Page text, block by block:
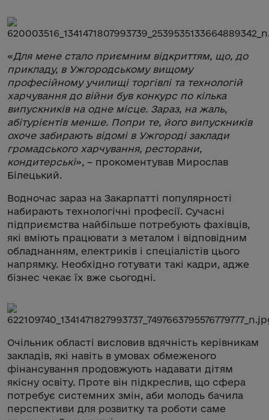
«Для мене стало приємним відкриттям, що, до
прикладу, в Ужгородському вищому
професійному училищі торгівлі та технологій
харчування до війни був конкурс по кілька
випускників на одне місце. Зараз, на жаль,
абітурієнтів менше. Попри те, його випускників
охоче забирають відомі в Ужгороді заклади
громадського харчування, ресторани,
кондитерські», – прокоментував Мирослав
Білецький.
Водночас зараз на Закарпатті популярності
набирають технологічні професії. Сучасні
підприємства найбільше потребують фахівців,
які вміють працювати з металом і відповідним
обладнанням, електриків і спеціалістів цього
напрямку. Необхідно готувати такі кадри, адже
бізнес чекає їх вже сьогодні.
Очільник області висловив вдячність керівникам
закладів, які навіть в умовах обмеженого
фінансування продовжують надавати дітям
якісну освіту. Проте він підкреслив, що сфера
потребує системних змін, аби молодь бачила
перспективи для розвитку та роботи саме